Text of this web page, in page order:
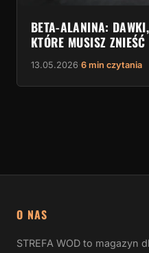
BETA-ALANINA:
KTÓRE MUSISZ ZNIEŚĆ
13.05.2026 6 min czytania
O NAS
STREFA WOD to magazyn